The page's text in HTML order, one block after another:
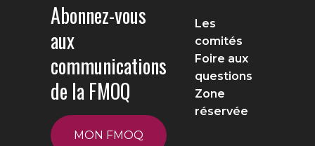
Abonnez-vous
aux
communications
de la FMOQ
MON FMOQ
Les
comités
Foire aux
questions
Zone
réservée